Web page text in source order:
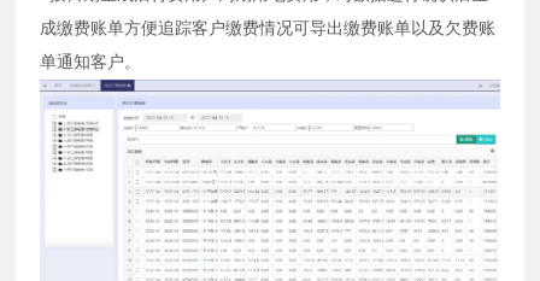
成缴费账单方便追踪客户缴费情况可导出缴费账单以及欠费账
单通知客户。